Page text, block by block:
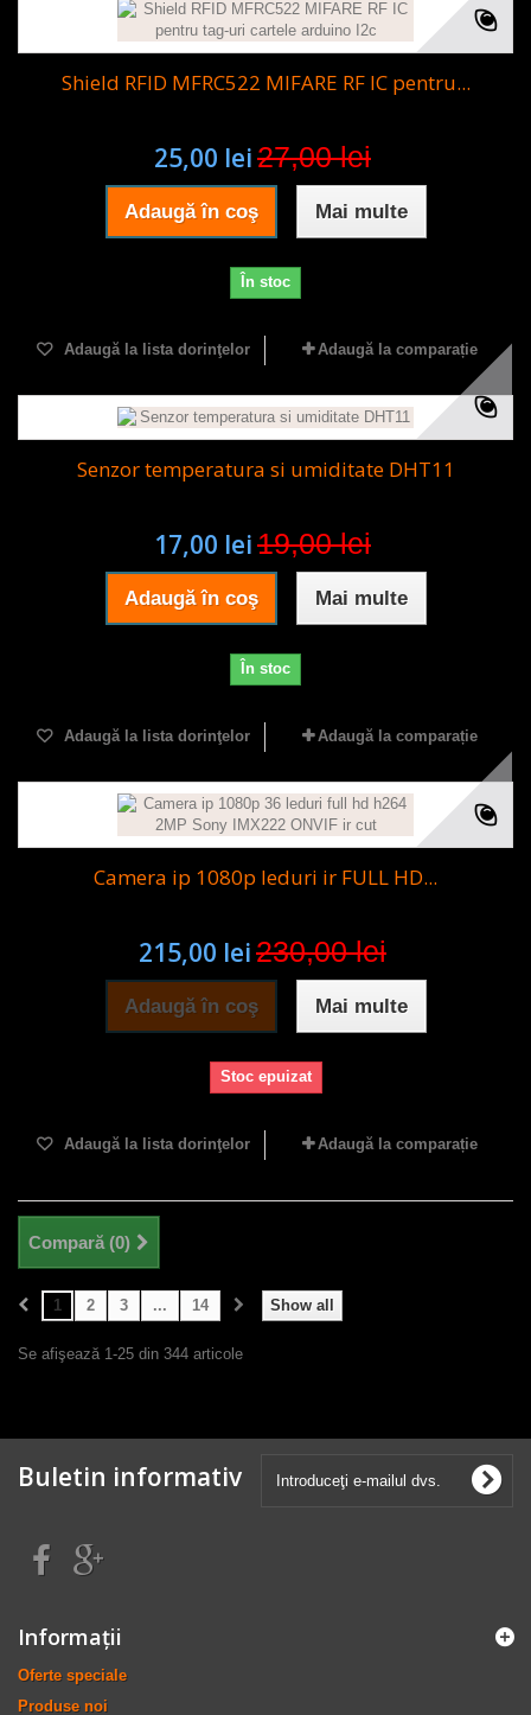
Shield RFID MFRC522 MIFARE RF IC pentru...
25,00 lei27,00 lei
Adaugă în coş Mai multe
În stoc
Adaugă la lista dorinţelor Adaugă la comparație
Senzor temperatura si umiditate DHT11
17,00 lei19,00 lei
Adaugă în coş Mai multe
În stoc
Adaugă la lista dorinţelor Adaugă la comparație
Camera ip 1080p leduri ir FULL HD...
215,00 lei230,00 lei
Adaugă în coş Mai multe
Stoc epuizat
Adaugă la lista dorinţelor Adaugă la comparație
Compară (0)
Show all
1 2 3 ... 14
Se afişează 1-25 din 344 articole
Buletin informativ
Informaţii
Oferte speciale
Produse noi